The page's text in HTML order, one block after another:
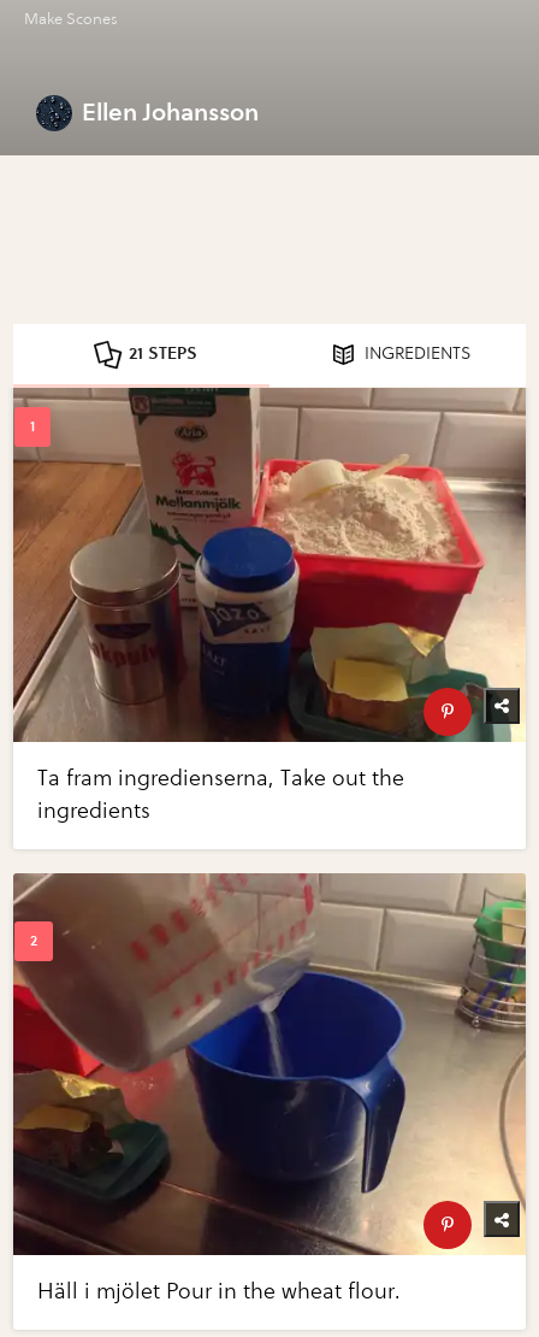
Make Scones
Ellen Johansson
21 STEPS INGREDIENTS
Ta fram ingredienserna, Take out the
ingredients
Häll i mjölet Pour in the wheat flour.